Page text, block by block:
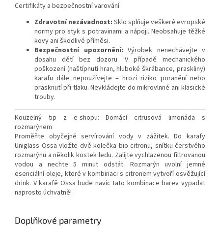
Certifikáty a bezpečnostní varování
Zdravotní nezávadnost: Sklo splňuje veškeré evropské
normy pro styk s potravinami a nápoji. Neobsahuje těžké
kovy ani škodlivé příměsi.
Bezpečnostní upozornění: Výrobek nenechávejte v
dosahu dětí bez dozoru. V případě mechanického
poškození (naštípnutí hran, hluboké škrábance, praskliny)
karafu dále nepoužívejte – hrozí riziko poranění nebo
prasknutí při tlaku. Nevkládejte do mikrovlnné ani klasické
trouby.
Kouzelný tip z e-shopu: Domácí citrusová limonáda s
rozmarýnem
Proměňte obyčejné servírování vody v zážitek. Do karafy
Uniglass Ossa vložte dvě kolečka bio citronu, snítku čerstvého
rozmarýnu a několik kostek ledu. Zalijte vychlazenou filtrovanou
vodou a nechte 5 minut odstát. Rozmarýn uvolní jemné
esenciální oleje, které v kombinaci s citronem vytvoří osvěžující
drink. V karafě Ossa bude navíc tato kombinace barev vypadat
naprosto úchvatně!
Doplňkové parametry